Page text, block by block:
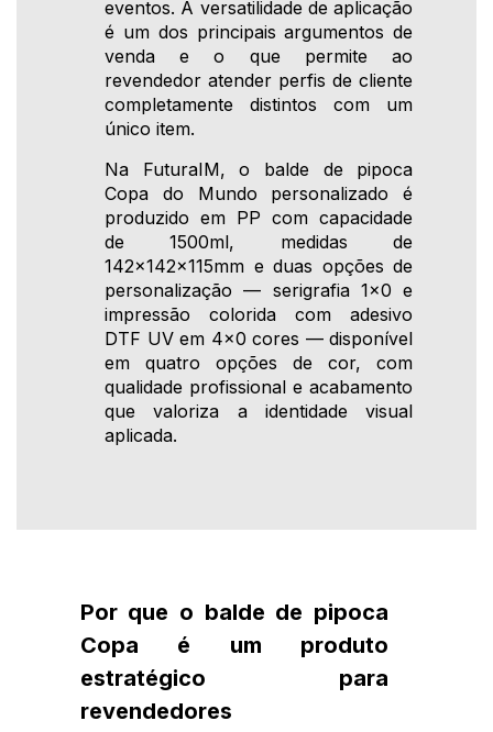
eventos. A versatilidade de aplicação
é um dos principais argumentos de
venda e o que permite ao
revendedor atender perfis de cliente
completamente distintos com um
único item.
Na FuturaIM, o balde de pipoca
Copa do Mundo personalizado é
produzido em PP com capacidade
de 1500ml, medidas de
142x142x115mm e duas opções de
personalização — serigrafia 1x0 e
impressão colorida com adesivo
DTF UV em 4x0 cores — disponível
em quatro opções de cor, com
qualidade profissional e acabamento
que valoriza a identidade visual
aplicada.
Por que o balde de pipoca
Copa é um produto
estratégico para
revendedores